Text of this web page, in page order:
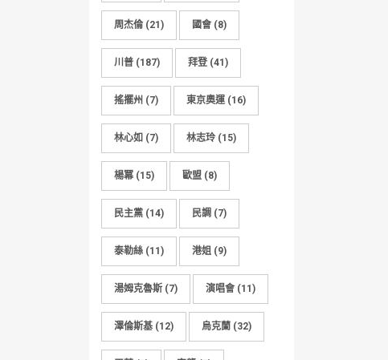
周杰倫 (21) 國會 (8)
川普 (187) 拜登 (41)
搖擺州 (7) 東京奧運(16)
林心如 (7) 林志玲 (15)
楊冪 (15) 歐盟 (8)
民主黨 (14) 民調 (7)
泰勒絲 (11) 港姐 (9)
湯姆克魯斯 (7) 演唱會 (11)
澤倫斯基 (12) 烏克蘭 (32)